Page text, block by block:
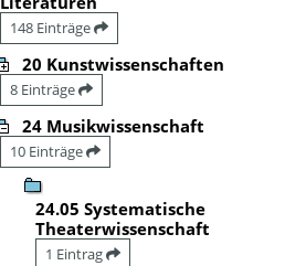
148 Einträge
20 Kunstwissenschaften
8 Einträge
24 Musikwissenschaft
10 Einträge
24.05 Systematische
Theaterwissenschaft
1 Eintrag